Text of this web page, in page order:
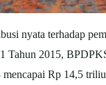
nyata terhadap
Tahun 2015,
Rp 14,5